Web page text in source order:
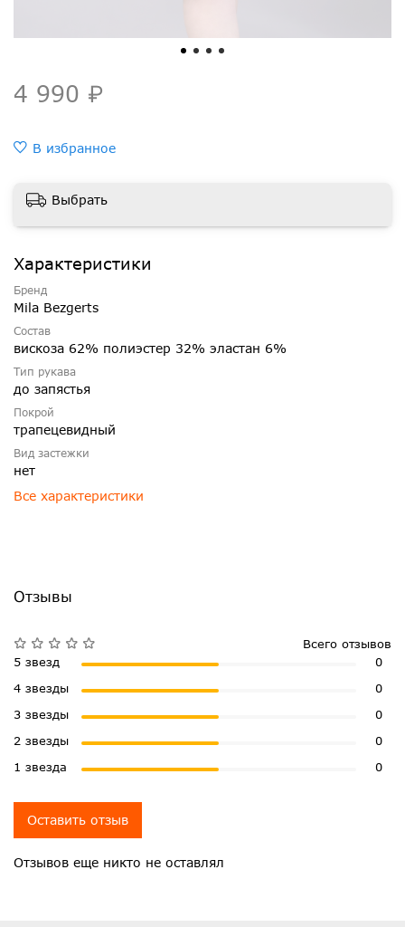
4 990 ₽
В избранное
Выбрать
Характеристики
Бренд
Mila Bezgerts
Состав
вискоза 62% полиэстер 32% эластан 6%
Тип рукава
до запястья
Покрой
трапецевидный
Вид застежки
нет
Все характеристики
Отзывы
Отзывов еще никто не оставлял
Всего отзывов
5 звезд
0
4 звезды
0
3 звезды
0
2 звезды
0
1 звезда
0
Оставить отзыв